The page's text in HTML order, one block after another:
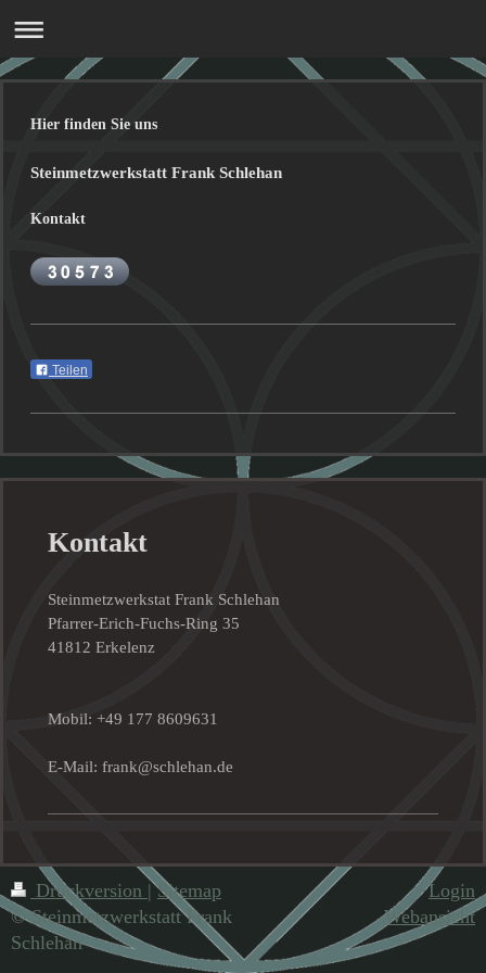
Hier finden Sie uns
Steinmetzwerkstatt Frank Schlehan
Kontakt
Teilen
Kontakt
Steinmetzwerkstat Frank Schlehan
Pfarrer-Erich-Fuchs-Ring 35
41812 Erkelenz
Mobil: +49 177 8609631
E-Mail: frank@schlehan.de
Druckversion | Sitemap
© Steinmetzwerkstatt Frank
Schlehan
Login
Webansicht